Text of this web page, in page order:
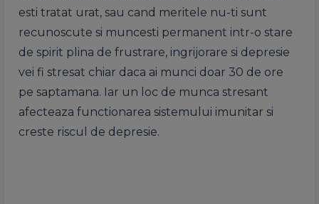
esti tratat urat, sau cand meritele nu-ti sunt
recunoscute si muncesti permanent intr-o stare
de spirit plina de frustrare, ingrijorare si depresie
vei fi stresat chiar daca ai munci doar 30 de ore
pe saptamana. Iar un loc de munca stresant
afecteaza functionarea sistemului imunitar si
creste riscul de depresie.